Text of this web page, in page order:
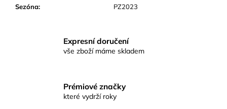
Sezóna: PZ2023
Expresní doručení
vše zboží máme skladem
Prémiové značky
které vydrží roky